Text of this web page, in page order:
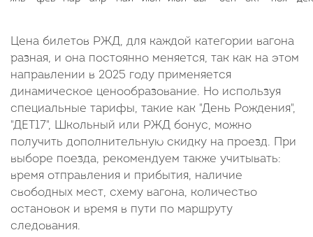
Цена билетов РЖД, для каждой категории вагона
разная, и она постоянно меняется, так как на этом
направлении в 2025 году применяется
динамическое ценообразование. Но используя
специальные тарифы, такие как "День Рождения",
"ДЕТ17", Школьный или РЖД бонус, можно
получить дополнительную скидку на проезд. При
выборе поезда, рекомендуем также учитывать:
время отправления и прибытия, наличие
свободных мест, схему вагона, количество
остановок и время в пути по маршруту
следования.